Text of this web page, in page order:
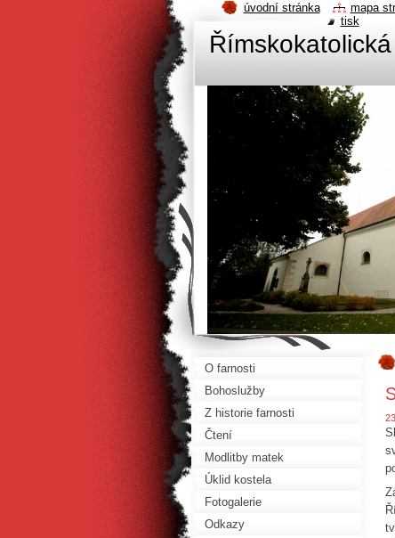
O farnosti
Bohoslužby
Z historie farnosti
Čtení
Modlitby matek
Úklid kostela
Fotogalerie
Odkazy
úvodní stránka mapa
tisk